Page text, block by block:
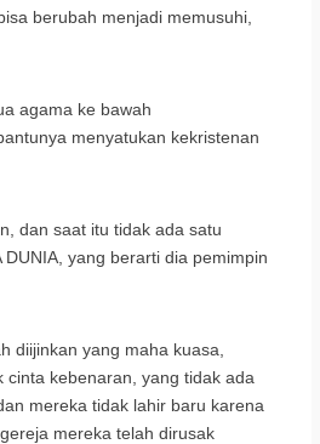
berubah menjadi memusuhi,
agama ke bawah
menyatukan kekristenan
dan saat itu tidak ada satu
yang berarti dia pemimpin
diijinkan yang maha kuasa,
kebenaran, yang tidak ada
mereka tidak lahir baru karena
mereka telah dirusak